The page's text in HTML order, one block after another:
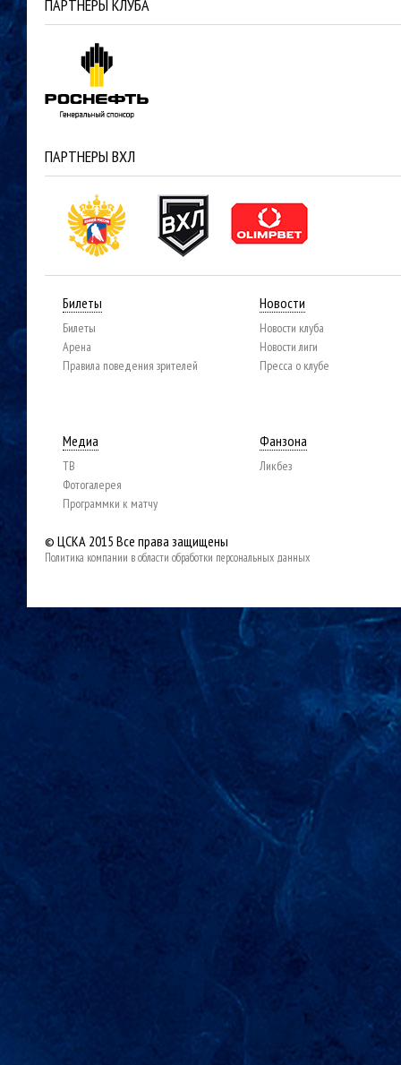
ПАРТНЕРЫ КЛУБА
ПАРТНЕРЫ ВХЛ
Билеты
Билеты
Арена
Правила поведения зрителей
Новости
Новости клуба
Новости лиги
Пресса о клубе
Медиа
ТВ
Фотогалерея
Программки к матчу
Фанзона
Ликбез
© ЦСКА 2015 Все права защищены
Политика компании в области обработки персональных данных